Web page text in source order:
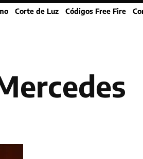
Open
Corte de Luz Códigos Free Fire